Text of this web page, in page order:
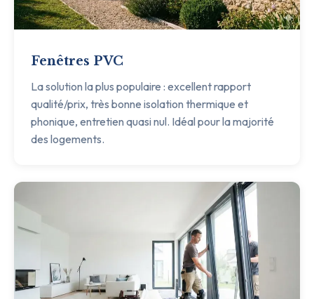
Fenêtres PVC
La solution la plus populaire : excellent rapport
qualité/prix, très bonne isolation thermique et
phonique, entretien quasi nul. Idéal pour la majorité
des logements.